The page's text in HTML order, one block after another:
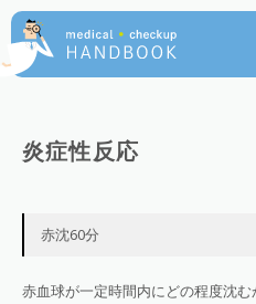
炎症性反応
赤沈60分
赤血球が一定時間内にどの程度沈